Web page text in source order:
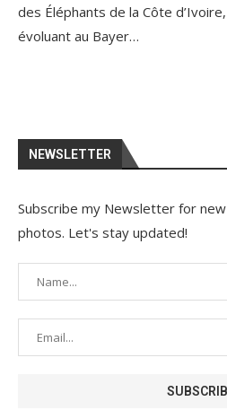
des Éléphants de la Côte
évoluant au Bayer…
NEWSLETTER
Subscribe my Newsletter for
photos. Let's stay updated!